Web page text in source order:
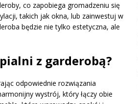
co zapobiega gromadzeniu się
takich jak okna, lub zainwestuj w
będzie nie tylko estetyczna, ale
z garderobą?
odpowiednie rozwiązania
wystrój, który łączy obie